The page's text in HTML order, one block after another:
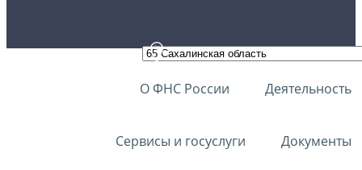
О ФНС России Деятельность
Сервисы и госуслуги Документы